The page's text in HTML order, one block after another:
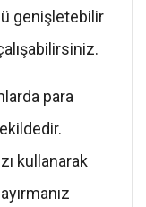
genişletebilir
para
kullanarak